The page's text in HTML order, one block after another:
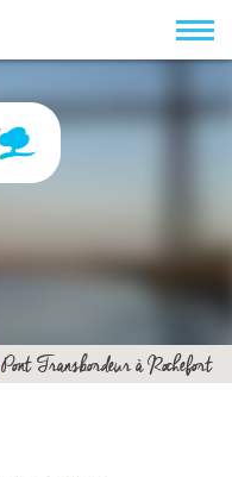
Pont Transbordeur à Rochefort